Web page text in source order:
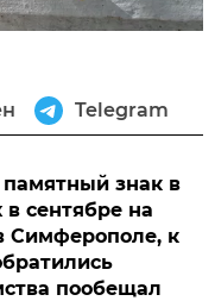
Telegram
знак в
в сентябре на
Симферополе, к
пообещал